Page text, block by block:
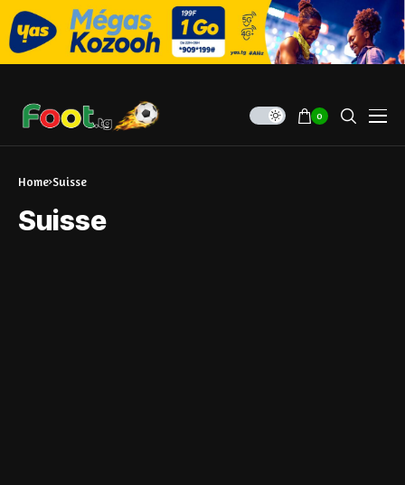
0
Home Suisse
Suisse